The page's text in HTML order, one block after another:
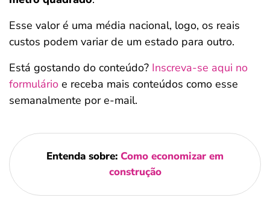
Esse valor é uma média nacional, logo, os reais
custos podem variar de um estado para outro.
Está gostando do conteúdo? Inscreva-se aqui no
formulário e receba mais conteúdos como esse
semanalmente por e-mail.
Entenda sobre: Como economizar em
construção